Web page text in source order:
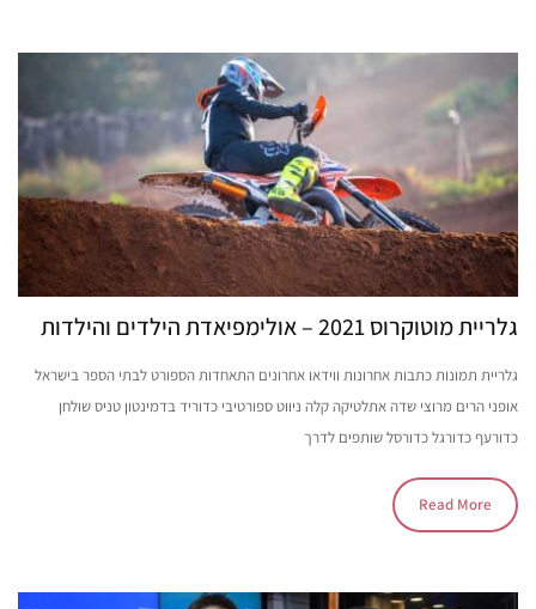
גלריית מוטוקרוס 2021 – אולימפיאדת הילדים והילדות
גלריית תמונות כתבות אחרונות ווידאו אחרונים התאחדות הספורט לבתי הספר בישראל
אופני הרים מרוצי שדה אתלטיקה קלה ניווט ספורטיבי כדוריד בדמינטון טניס שולחן
כדורעף כדורגל כדורסל שותפים לדרך
Read More